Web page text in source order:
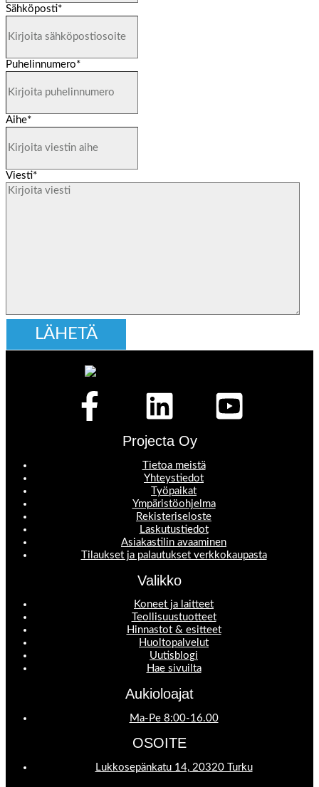
Sähköposti*
Puhelinnumero*
Aihe*
Viesti*
Projecta Oy
Tietoa meistä
Yhteystiedot
Työpaikat
Ympäristöohjelma
Rekisteriseloste
Laskutustiedot
Asiakastilin avaaminen
Tilaukset ja palautukset verkkokaupasta
Valikko
Koneet ja laitteet
Teollisuustuotteet
Hinnastot & esitteet
Huoltopalvelut
Uutisblogi
Hae sivuilta
Aukioloajat
Ma-Pe 8:00-16.00
OSOITE
Lukkosepänkatu 14, 20320 Turku